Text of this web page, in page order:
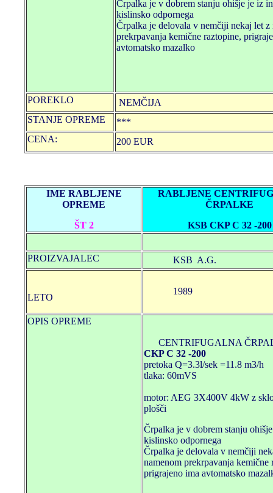
Črpalka je v dobrem stanju ohišje je iz
kislinsko odpornega
Črpalka je delovala v nemčiji nekaj let z
prekrpavanja kemične raztopine,
avtomatsko mazalko
POREKLO
NEMČIJA
STANJE OPREME
***
CENA:
200 EUR
IME RABLJENE
OPREME
ŠT 2
RABLJENE
ČRPALKE
KSB CKP C 32 -200
PROIZVAJALEC KSB A.G.
LETO
1989
OPIS OPREME
CENTRIFUGALNA
CKP C 32 -200
pretoka Q=3.3l/sek =11.8 m3/h
tlaka: 60mVS
motor: AEG 3X400V 4kW z
plošči
Črpalka je v dobrem stanju
kislinsko odpornega
Črpalka je delovala v nemčiji
namenom prekrpavanja kemične
prigrajeno ima avtomatsko